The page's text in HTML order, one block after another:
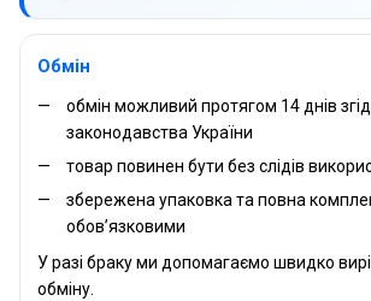
Обмін
обмін можливий протягом 14 днів
законодавства України
товар повинен бути без слідів
збережена упаковка та повна
обов’язковими
У разі браку ми допомагаємо швидко
обміну.